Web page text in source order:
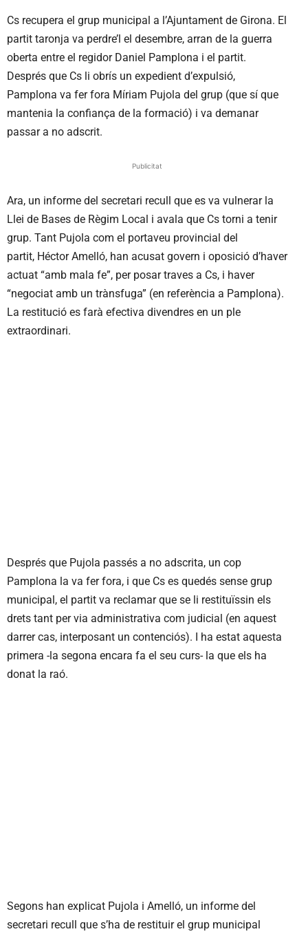
Cs recupera el grup municipal a l’Ajuntament de Girona. El
partit taronja va perdre’l el desembre, arran de la guerra
oberta entre el regidor Daniel Pamplona i el partit.
Després que Cs li obrís un expedient d’expulsió,
Pamplona va fer fora Míriam Pujola del grup (que sí que
mantenia la confiança de la formació) i va demanar
passar a no adscrit.
Publicitat
Ara, un informe del secretari recull que es va vulnerar la
Llei de Bases de Règim Local i avala que Cs torni a tenir
grup. Tant Pujola com el portaveu provincial del
partit, Héctor Amelló, han acusat govern i oposició d’haver
actuat “amb mala fe”, per posar traves a Cs, i haver
“negociat amb un trànsfuga” (en referència a Pamplona).
La restitució es farà efectiva divendres en un ple
extraordinari.
Després que Pujola passés a no adscrita, un cop
Pamplona la va fer fora, i que Cs es quedés sense grup
municipal, el partit va reclamar que se li restituïssin els
drets tant per via administrativa com judicial (en aquest
darrer cas, interposant un contenciós). I ha estat aquesta
primera -la segona encara fa el seu curs- la que els ha
donat la raó.
Segons han explicat Pujola i Amelló, un informe del
secretari recull que s’ha de restituir el grup municipal